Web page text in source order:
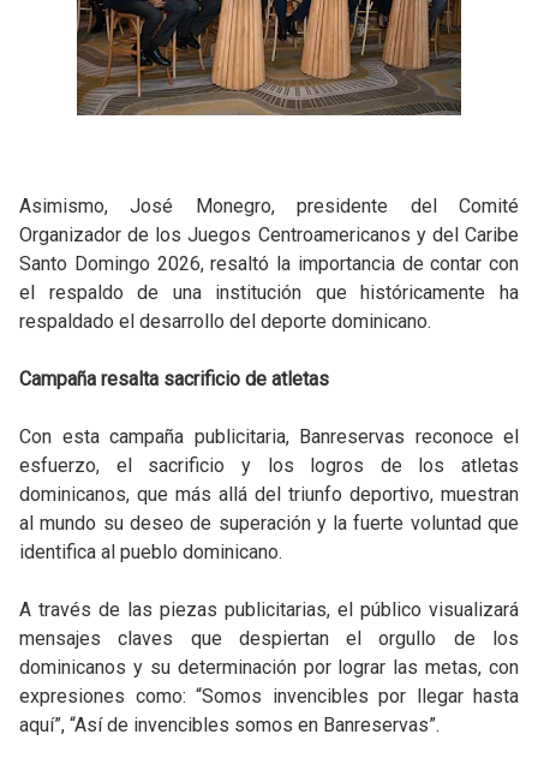
Asimismo, José Monegro, presidente del Comité
Organizador de los Juegos Centroamericanos y del Caribe
Santo Domingo 2026, resaltó la importancia de contar con
el respaldo de una institución que históricamente ha
respaldado el desarrollo del deporte dominicano.
Campaña resalta sacrificio de atletas
Con esta campaña publicitaria, Banreservas reconoce el
esfuerzo, el sacrificio y los logros de los atletas
dominicanos, que más allá del triunfo deportivo, muestran
al mundo su deseo de superación y la fuerte voluntad que
identifica al pueblo dominicano.
A través de las piezas publicitarias, el público visualizará
mensajes claves que despiertan el orgullo de los
dominicanos y su determinación por lograr las metas, con
expresiones como: “Somos invencibles por llegar hasta
aquí”, “Así de invencibles somos en Banreservas”.